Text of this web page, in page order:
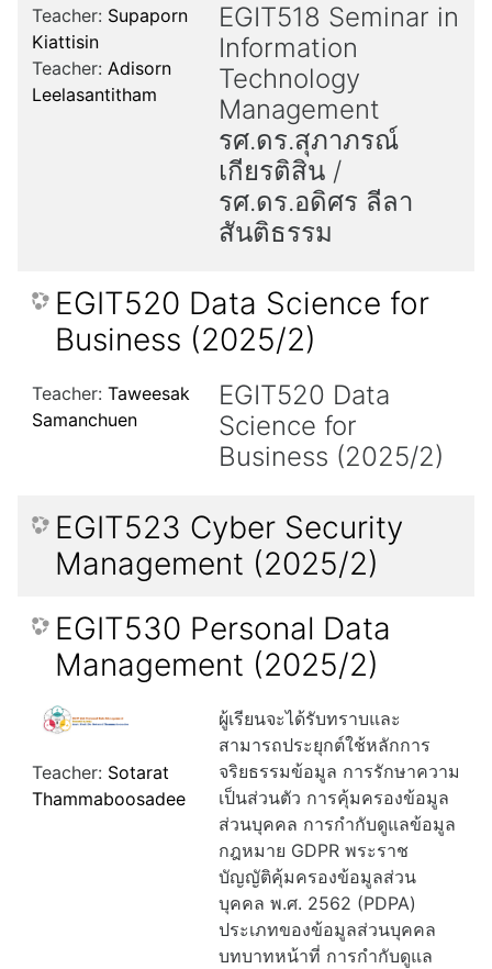
EGIT518 Seminar in
Information
Technology
Management
รศ.ดร.สุภาภรณ์
เกียรติสิน /
รศ.ดร.อดิศร ลีลา
สันติธรรม
Teacher: Supaporn
Kiattisin
Teacher: Adisorn
Leelasantitham
EGIT520 Data Science for
Business (2025/2)
EGIT520 Data
Science for
Business (2025/2)
Teacher: Taweesak
Samanchuen
EGIT523 Cyber Security
Management (2025/2)
EGIT530 Personal Data
Management (2025/2)
ผู้เรียนจะได้รับทราบและ
สามารถประยุกต์ใช้หลักการ
จริยธรรมข้อมูล การรักษาความ
เป็นส่วนตัว การคุ้มครองข้อมูล
ส่วนบุคคล การกำกับดูแลข้อมูล
กฎหมาย GDPR พระราช
บัญญัติคุ้มครองข้อมูลส่วน
บุคคล พ.ศ. 2562 (PDPA)
ประเภทของข้อมูลส่วนบุคคล
บทบาทหน้าที่ การกำกับดูแล
Teacher: Sotarat
Thammaboosadee